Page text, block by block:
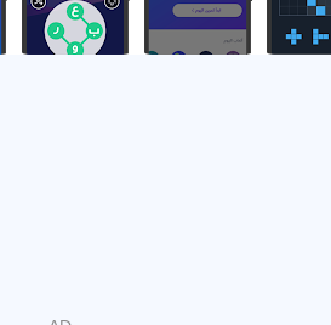
zu trainieren. Es bietet
mit unterhaltsamen kognitiven